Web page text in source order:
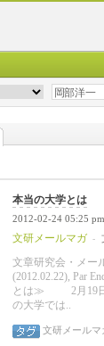
本当の大学とは
2012-02-24 05:25 pm
文研メールマガ -
文章研究会・メー
とは≫ 2月19日夕
の大学では..
文研メールマ